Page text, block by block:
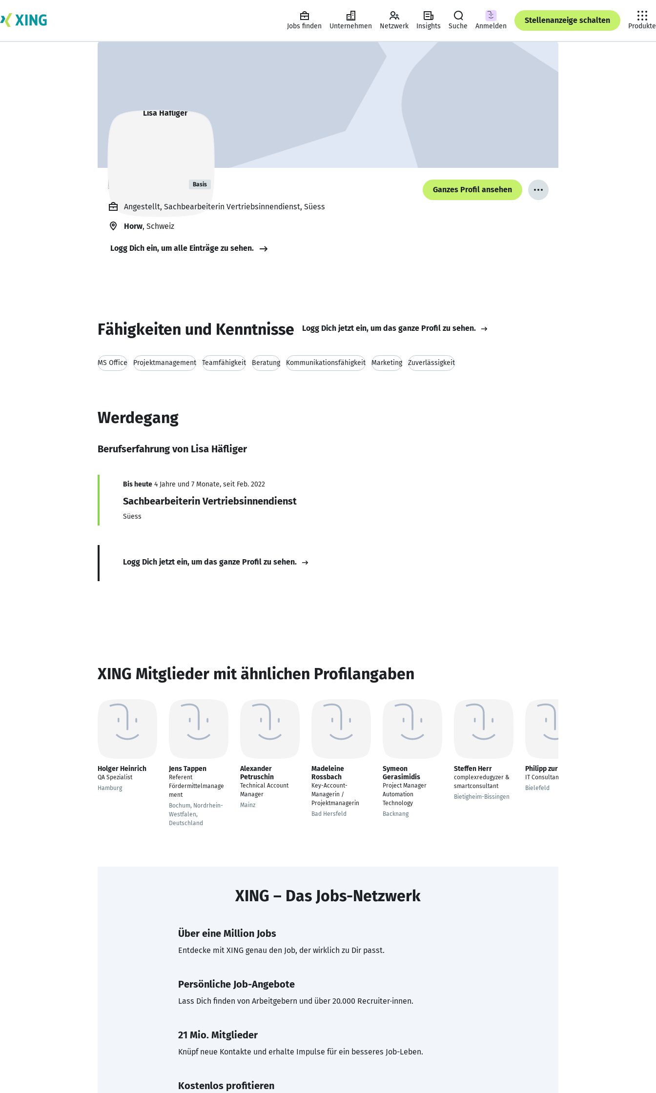
Jobs finden Unternehmen Netzwerk Insights Suche Anmelden
Stellenanzeige schalten
Produkte
Lisa Häfliger Basis
Ganzes Profil ansehen
Angestellt, Sachbearbeiterin Vertriebsinnendienst, Süess
Horw, Schweiz
Logg Dich ein, um alle Einträge zu sehen.
Fähigkeiten und Kenntnisse Logg Dich jetzt ein, um das ganze Profil zu sehen.
MS Office Projektmanagement Teamfähigkeit Beratung Kommunikationsfähigkeit Marketing Zuverlässigkeit
Werdegang
Berufserfahrung von Lisa Häfliger
Bis heute 4 Jahre und 7 Monate, seit Feb. 2022
Sachbearbeiterin Vertriebsinnendienst
Süess
Logg Dich jetzt ein, um das ganze Profil zu sehen.
XING Mitglieder mit ähnlichen Profilangaben
Holger Heinrich
QA Spezialist
Hamburg
Jens Tappen
Referent
Fördermittelmanage
ment
Bochum, Nordrhein-
Westfalen,
Deutschland
Alexander
Petruschin
Technical Account
Manager
Mainz
Madeleine
Rossbach
Key-Account-
Managerin /
Projektmanagerin
Bad Hersfeld
Symeon
Gerasimidis
Project Manager
Automation
Technology
Backnang
Steffen Herr
complexredugyzer &
smartconsultant
Bietigheim-Bissingen
Philipp zur Löwen
IT Consultant
Bielefeld
XING – Das Jobs-Netzwerk
Über eine Million Jobs
Entdecke mit XING genau den Job, der wirklich zu Dir passt.
Persönliche Job-Angebote
Lass Dich finden von Arbeitgebern und über 20.000 Recruiter·innen.
21 Mio. Mitglieder
Knüpf neue Kontakte und erhalte Impulse für ein besseres Job-Leben.
Kostenlos profitieren